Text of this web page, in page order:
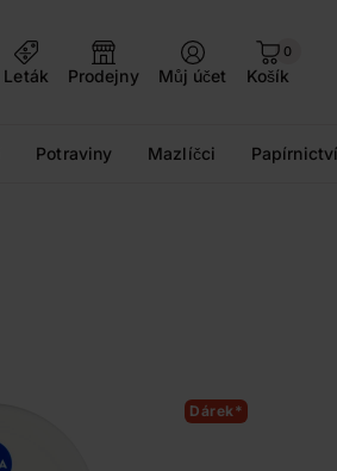
Leták
Prodejny Můj účet
0
Košík
Potraviny Mazlíčci
Dárek*